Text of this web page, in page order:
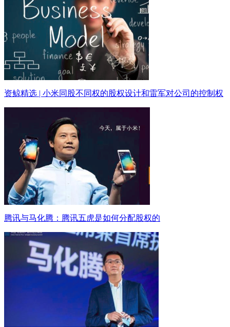
资鲸精选 | 小米同股不同权的股权设计和雷军对公司的控制权
腾讯与马化腾：腾讯五虎是如何分配股权的